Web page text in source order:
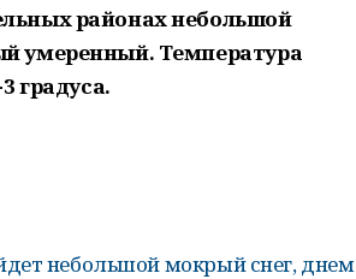
районах небольшой
умеренный. Температура
градуса.
небольшой мокрый снег, днем